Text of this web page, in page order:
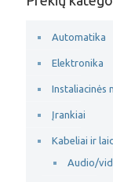
Automatika
Elektronika
Instaliacinės
Įrankiai
Kabeliai ir
Audio/